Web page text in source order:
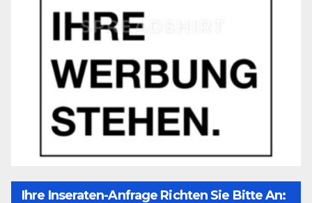
Ihre Inseraten-Anfrage Richten Sie Bitte An: